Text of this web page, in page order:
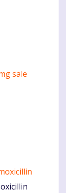
sale